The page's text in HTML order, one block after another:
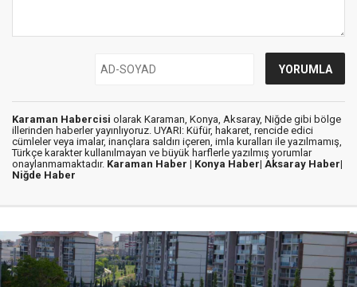
Karaman Habercisi olarak Karaman, Konya, Aksaray, Niğde gibi bölge
illerinden haberler yayınlıyoruz. UYARI: Küfür, hakaret, rencide edici
cümleler veya imalar, inançlara saldırı içeren, imla kuralları ile yazılmamış,
Türkçe karakter kullanılmayan ve büyük harflerle yazılmış yorumlar
onaylanmamaktadır. Karaman Haber | Konya Haber| Aksaray Haber|
Niğde Haber